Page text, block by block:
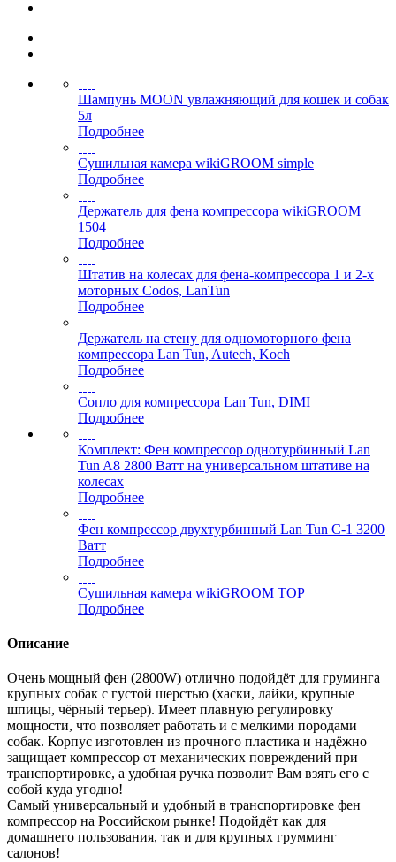
Шампунь MOON увлажняющий для кошек и собак
5л
Подробнее
Сушильная камера wikiGROOM simple
Подробнее
Держатель для фена компрессора wikiGROOM
1504
Подробнее
Штатив на колесах для фена-компрессора 1 и 2-х
моторных Codos, LanTun
Подробнее
Держатель на стену для одномоторного фена
компрессора Lan Tun, Autech, Koch
Подробнее
Сопло для компрессора Lan Tun, DIMI
Подробнее
Комплект: Фен компрессор однотурбинный Lan
Tun A8 2800 Ватт на универсальном штативе на
колесах
Подробнее
Фен компрессор двухтурбинный Lan Tun С-1 3200
Ватт
Подробнее
Сушильная камера wikiGROOM TOP
Подробнее
Описание
Очень мощный фен (2800W) отлично подойдёт для груминга
крупных собак с густой шерстью (хаски, лайки, крупные
шпицы, чёрный терьер). Имеет плавную регулировку
мощности, что позволяет работать и с мелкими породами
собак. Корпус изготовлен из прочного пластика и надёжно
защищает компрессор от механических повреждений при
транспортировке, а удобная ручка позволит Вам взять его с
собой куда угодно!
Самый универсальный и удобный в транспортировке фен
компрессор на Российском рынке! Подойдёт как для
домашнего пользования, так и для крупных грумминг
салонов!